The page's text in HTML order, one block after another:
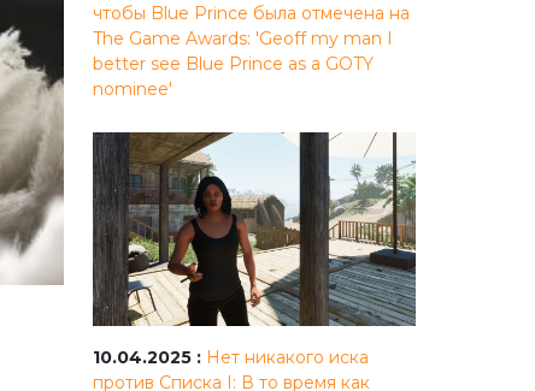
чтобы Blue Prince была отмечена на
The Game Awards: 'Geoff my man I
better see Blue Prince as a GOTY
nominee'
10.04.2025 : Нет никакого иска
против Списка I: В то время как